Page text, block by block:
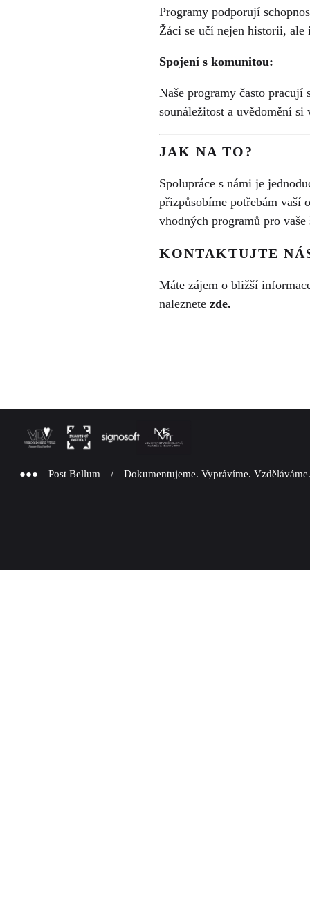
Programy podporují
Žáci se učí nejen historii,
Spojení s komunitou:
Naše programy často
sounáležitost a uvědomění
JAK NA TO?
Spolupráce s námi je
přizpůsobíme potřebám vaší
vhodných programů pro
KONTAKTUJTE
Máte zájem o bližší
naleznete zde.
●●● Post Bellum / Dokumentujeme. Vyprávíme.